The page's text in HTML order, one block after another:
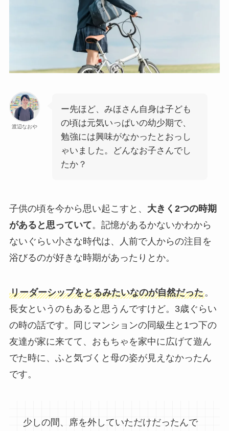
渡辺なおや
ー先ほど、みほさん自身は子ども
の頃は元気いっぱいの幼少期で、
勉強には興味がなかったとおっし
ゃいました。どんなお子さんでし
たか？
子供の頃を今から思い起こすと、 大きく2つの時期
があると思っていて。記憶があるかないかわから
ないぐらい小さな時代は、人前で人からの注目を
浴びるのが好きな時期があったりとか。
リーダーシップをとるみたいなのが自然だった。
長女というのもあると思うんですけど。3歳ぐらい
の時の話です。同じマンションの同級生と1つ下の
友達が家に来てて、おもちゃを家中に広げて遊ん
でた時に、ふと気づくと母の姿が見えなかったん
です。
少しの間、席を外していただけだったんで